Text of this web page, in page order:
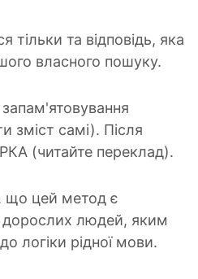
тільки та відповідь, яка
власного пошуку.
зміст самі). Після
(читайте переклад).
що цей метод є
людей, яким
логіки рідної мови.